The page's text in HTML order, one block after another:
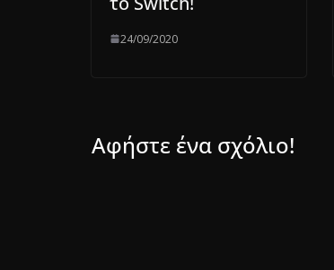
24/09/2020
Αφήστε ένα σχόλιο!